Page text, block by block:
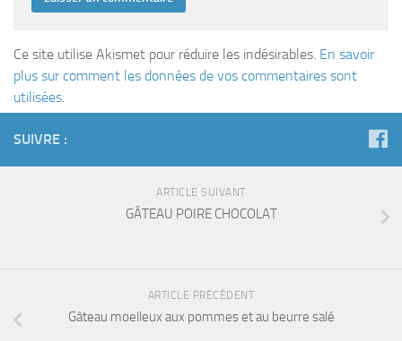
Ce site utilise Akismet pour réduire les indésirables. En savoir
plus sur comment les données de vos commentaires sont
utilisées
SUIVRE :
ARTICLE SUIVANT
GÂTEAU POIRE CHOCOLAT
ARTICLE PRÉCÉDENT
Gâteau moelleux aux pommes et au beurre salé